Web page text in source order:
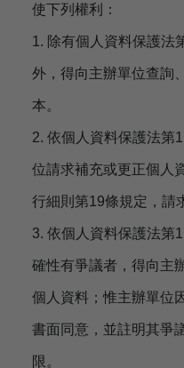
使下列權利：
1. 除有個人資料保護法
外，得向主辦單位查詢
本。
2. 依個人資料保護法第
位請求補充或更正個人
行細則第19條規定，請
3. 依個人資料保護法第
確性有爭議者，得向主
個人資料；惟主辦單位
書面同意，並註明其爭
限。